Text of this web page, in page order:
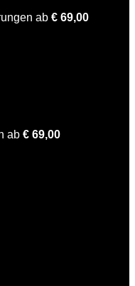
ab € 69,00
ab € 69,00